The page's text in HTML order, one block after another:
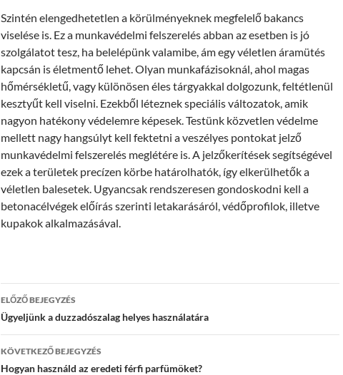
Szintén elengedhetetlen a körülményeknek megfelelő bakancs
viselése is. Ez a munkavédelmi felszerelés abban az esetben is jó
szolgálatot tesz, ha belelépünk valamibe, ám egy véletlen áramütés
kapcsán is életmentő lehet. Olyan munkafázisoknál, ahol magas
hőmérsékletű, vagy különösen éles tárgyakkal dolgozunk, feltétlenül
kesztyűt kell viselni. Ezekből léteznek speciális változatok, amik
nagyon hatékony védelemre képesek. Testünk közvetlen védelme
mellett nagy hangsúlyt kell fektetni a veszélyes pontokat jelző
munkavédelmi felszerelés meglétére is. A jelzőkerítések segítségével
ezek a területek precízen körbe határolhatók, így elkerülhetők a
véletlen balesetek. Ugyancsak rendszeresen gondoskodni kell a
betonacélvégek előírás szerinti letakarásáról, védőprofilok, illetve
kupakok alkalmazásával.
Bejegyzések
navigációja
ELŐZŐ BEJEGYZÉS
Ügyeljünk a duzzadószalag helyes használatára
KÖVETKEZŐ BEJEGYZÉS
Hogyan használd az eredeti férfi parfümöket?